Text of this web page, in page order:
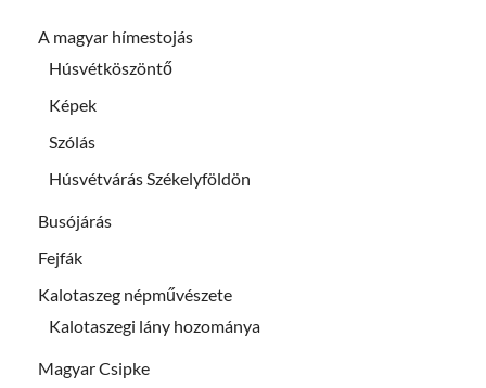
A magyar hímestojás
Húsvétköszöntő
Képek
Szólás
Húsvétvárás Székelyföldön
Busójárás
Fejfák
Kalotaszeg népművészete
Kalotaszegi lány hozománya
Magyar Csipke